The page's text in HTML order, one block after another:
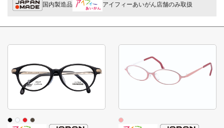
国内製造品 アイフィーあいがん店舗のみ取扱